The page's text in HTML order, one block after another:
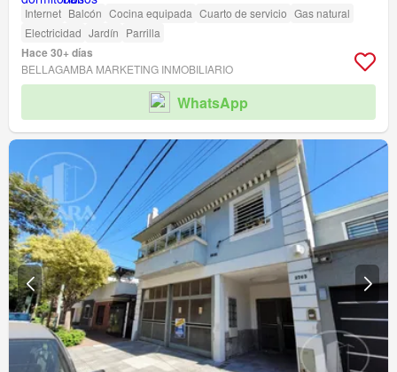
Internet Balcón Cocina equipada Cuarto de servicio Gas natural
Electricidad Jardín Parrilla
Hace 30+ días
BELLAGAMBA MARKETING INMOBILIARIO
WhatsApp